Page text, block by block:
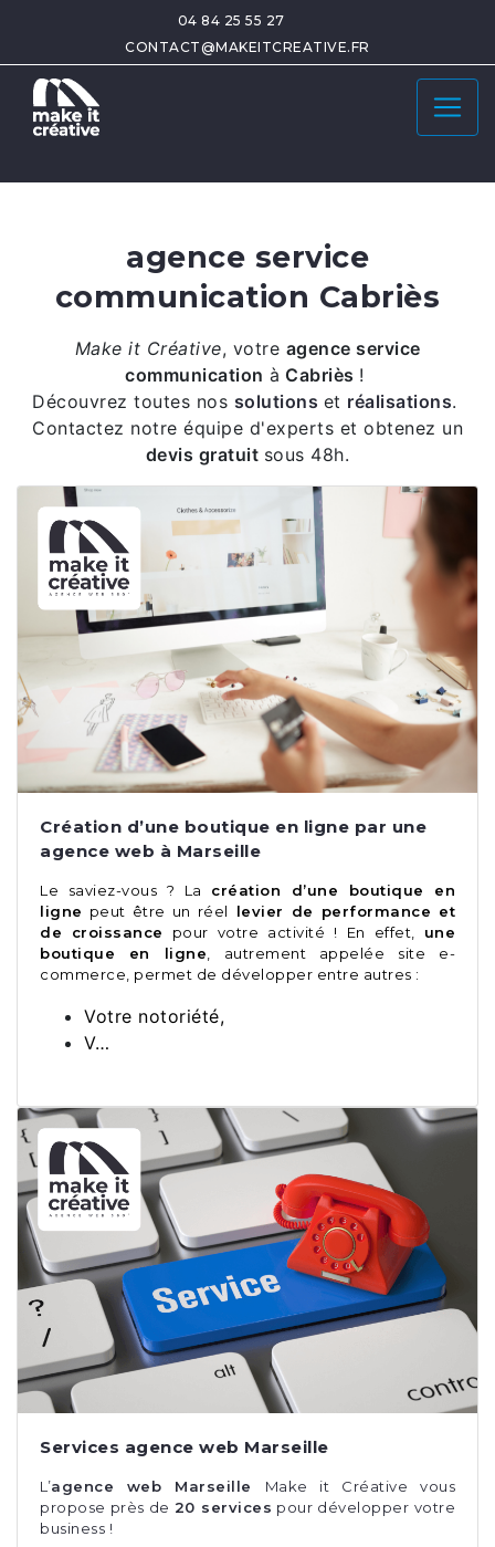
04 84 25 55 27
CONTACT@MAKEITCREATIVE.FR
agence service
communication Cabriès
Make it Créative, votre agence service
communication à Cabriès !
Découvrez toutes nos solutions et réalisations.
Contactez notre équipe d'experts et obtenez un
devis gratuit sous 48h.
Création d’une boutique en ligne par une
agence web à Marseille
Le saviez-vous ? La création d’une boutique en
ligne peut être un réel levier de performance et
de croissance
pour votre activité ! En effet, une
boutique en ligne , autrement appelée site e-
commerce, permet de développer entre autres :
Votre notoriété,
V…
Services agence web Marseille
L’agence web Marseille Make it Créative vous
propose près de 20 services pour développer votre
business !